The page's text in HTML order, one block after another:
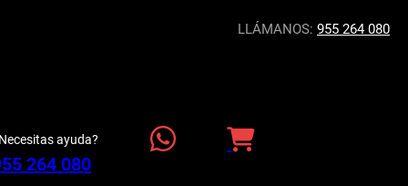
LLÁMANOS: 955 264 080
ayuda?
264 080